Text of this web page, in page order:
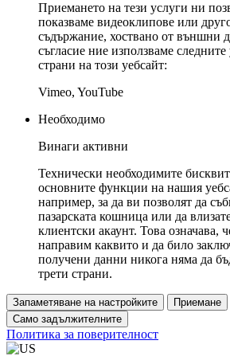
Приемането на тези услуги ни
показваме видеоклипове или
съдържание, хоствано от външни
съгласие ние използваме
страни на този уебсайт:
Vimeo, YouTube
Необходимо
Винаги активни
Технически необходимите
основните функции на нашия
например, за да ви позволят да
пазарската кошница или да
клиентски акаунт. Това означава,
направим каквито и да било
получени данни никога няма да
трети страни.
Запаметяване на настройките
Приемане
Само задължителните
Политика за поверителност